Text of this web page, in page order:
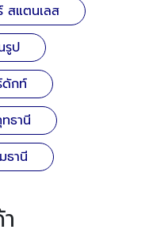
สแตนเลส
รูป
กท์
ธานี
ธานี